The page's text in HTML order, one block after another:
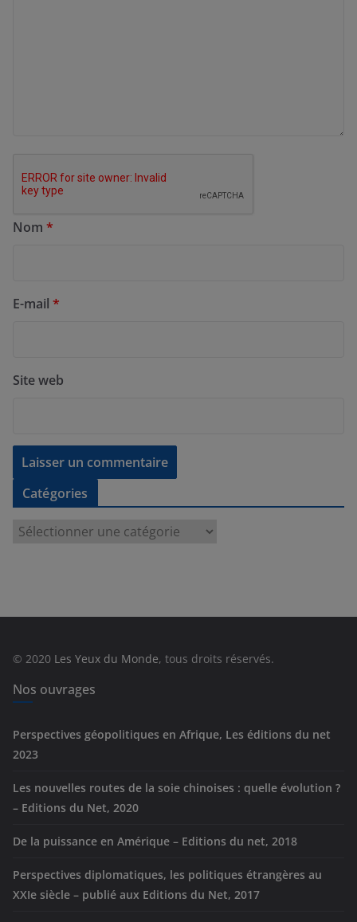
Nom *
E-mail *
Site web
Catégories
e
s
© 2020 Les Yeux du Monde, tous droits réservés.
Nos ouvrages
Perspectives géopolitiques en Afrique, Les éditions du net
2023
Les nouvelles routes de la soie chinoises : quelle évolution ?
– Editions du Net, 2020
De la puissance en Amérique – Editions du net, 2018
Perspectives diplomatiques, les politiques étrangères au
XXIe siècle – publié aux Editions du Net, 2017